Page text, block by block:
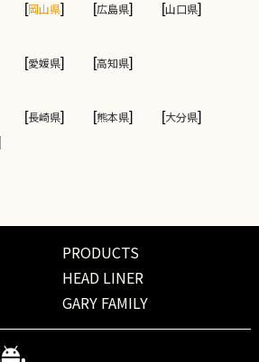
[岡山県] [広島県] [山口県]
[愛媛県] [高知県]
[長崎県] [熊本県] [大分県]
PRODUCTS
HEAD LINER
GARY FAMILY